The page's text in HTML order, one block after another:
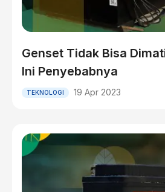
Genset Tidak Bisa
Ini Penyebabnya
TEKNOLOGI 19 Apr 2023